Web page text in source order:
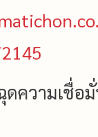
ดความเชื่อ